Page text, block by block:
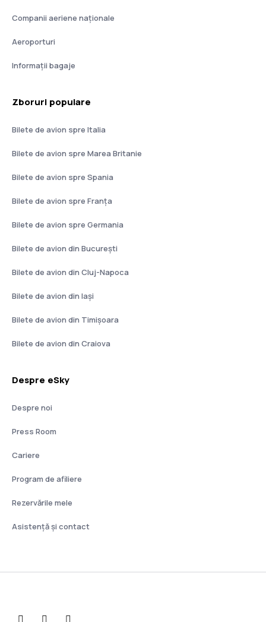
Companii aeriene naţionale
Aeroporturi
Informații bagaje
Zboruri populare
Bilete de avion spre Italia
Bilete de avion spre Marea Britanie
Bilete de avion spre Spania
Bilete de avion spre Franţa
Bilete de avion spre Germania
Bilete de avion din București
Bilete de avion din Cluj-Napoca
Bilete de avion din Iași
Bilete de avion din Timișoara
Bilete de avion din Craiova
Despre eSky
Despre noi
Press Room
Cariere
Program de afiliere
Rezervările mele
Asistenţă şi contact